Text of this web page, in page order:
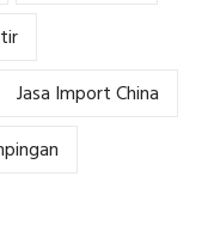
Jasa Import China